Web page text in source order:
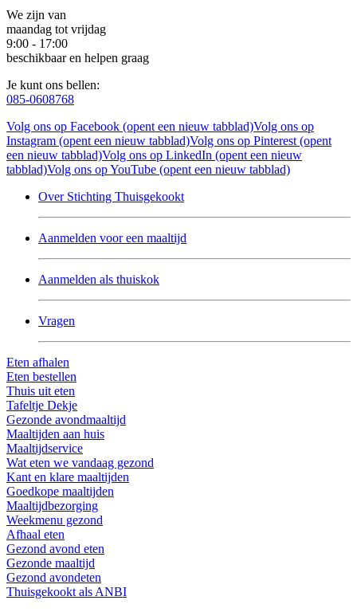
We zijn van
maandag tot vrijdag
9:00 - 17:00
beschikbaar en helpen graag
Je kunt ons bellen:
085-0608768
Volg ons op Facebook (opent een nieuw tabblad)Volg ons op
Instagram (opent een nieuw tabblad)Volg ons op Pinterest (opent
een nieuw tabblad)Volg ons op LinkedIn (opent een nieuw
tabblad)Volg ons op YouTube (opent een nieuw tabblad)
Over Stichting Thuisgekookt
Aanmelden voor een maaltijd
Aanmelden als thuiskok
Vragen
Eten afhalen
Eten bestellen
Thuis uit eten
Tafeltje Dekje
Gezonde avondmaaltijd
Maaltijden aan huis
Maaltijdservice
Wat eten we vandaag gezond
Kant en klare maaltijden
Goedkope maaltijden
Maaltijdbezorging
Weekmenu gezond
Afhaal eten
Gezond avond eten
Gezonde maaltijd
Gezond avondeten
Thuisgekookt als ANBI